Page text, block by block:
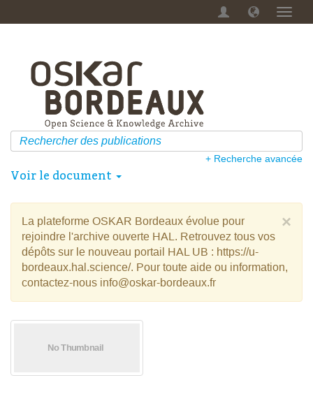
Menu
+ Recherche avancée
Voir le document
×
La plateforme OSKAR Bordeaux évolue pour
rejoindre l'archive ouverte HAL. Retrouvez tous vos
dépôts sur le nouveau portail HAL UB : https://u-
bordeaux.hal.science/. Pour toute aide ou information,
contactez-nous info@oskar-bordeaux.fr